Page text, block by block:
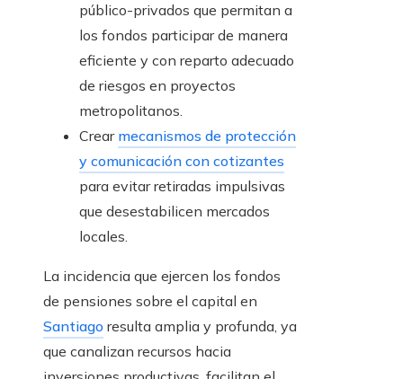
público-privados que permitan a
los fondos participar de manera
eficiente y con reparto adecuado
de riesgos en proyectos
metropolitanos.
Crear mecanismos de protección
y comunicación con cotizantes
para evitar retiradas impulsivas
que desestabilicen mercados
locales.
La incidencia que ejercen los fondos
de pensiones sobre el capital en
Santiago resulta amplia y profunda, ya
que canalizan recursos hacia